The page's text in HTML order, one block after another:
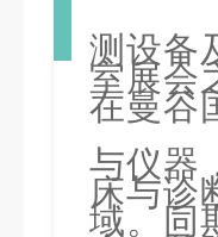
测设备
室展会
在曼谷
展
与仪器
床与诊
域。同